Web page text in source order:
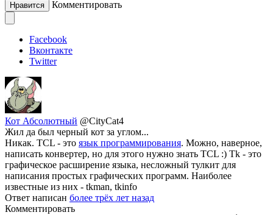
Нравится Комментировать
Facebook
Вконтакте
Twitter
Кот Абсолютный @CityCat4
Жил да был черный кот за углом...
Никак. TCL - это язык программирования. Можно, наверное,
написать конвертер, но для этого нужно знать TCL :) Tk - это
графическое расширение языка, несложный тулкит для
написания простых графических программ. Наиболее
известные из них - tkman, tkinfo
Ответ написан более трёх лет назад
Комментировать